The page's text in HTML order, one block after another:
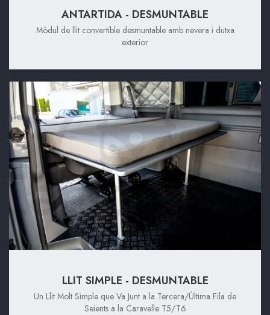
ANTARTIDA - DESMUNTABLE
Mòdul de llit convertible desmuntable amb nevera i dutxa
exterior
LLIT SIMPLE - DESMUNTABLE
Un Llit Molt Simple que Va Junt a la Tercera/Última Fila de
Seients a la Caravelle T5/T6